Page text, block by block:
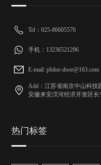
Tel：025-86605576
手机：13236521296
E-mail: philor-door@163.com
Add：江苏省南京中山科技
安徽来安汊河经济开发区长
热门标签